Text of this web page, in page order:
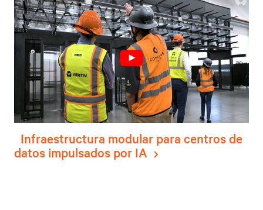
Infraestructura modular para centros de
datos impulsados por IA